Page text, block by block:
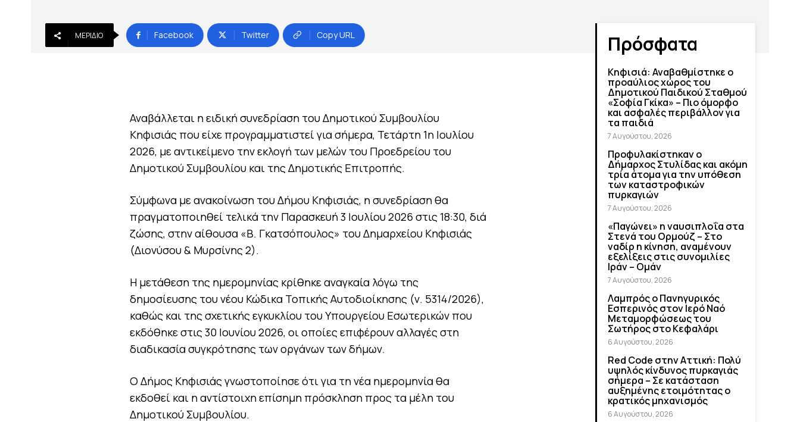
ΜΕΡΊΔΙΟ Facebook Twitter Copy URL
Αναβάλλεται η ειδική συνεδρίαση του Δημοτικού Συμβουλίου
Κηφισιάς που είχε προγραμματιστεί για σήμερα, Τετάρτη 1η Ιουλίου
2026, με αντικείμενο την εκλογή των μελών του Προεδρείου του
Δημοτικού Συμβουλίου και της Δημοτικής Επιτροπής.
Σύμφωνα με ανακοίνωση του Δήμου Κηφισιάς, η συνεδρίαση θα
πραγματοποιηθεί τελικά την Παρασκευή 3 Ιουλίου 2026 στις 18:30, διά
ζώσης, στην αίθουσα «Β. Γκατσόπουλος» του Δημαρχείου Κηφισιάς
(Διονύσου & Μυρσίνης 2).
Η μετάθεση της ημερομηνίας κρίθηκε αναγκαία λόγω της
δημοσίευσης του νέου Κώδικα Τοπικής Αυτοδιοίκησης (ν. 5314/2026),
καθώς και της σχετικής εγκυκλίου του Υπουργείου Εσωτερικών που
εκδόθηκε στις 30 Ιουνίου 2026, οι οποίες επιφέρουν αλλαγές στη
διαδικασία συγκρότησης των οργάνων των δήμων.
Ο Δήμος Κηφισιάς γνωστοποίησε ότι για τη νέα ημερομηνία θα
εκδοθεί και η αντίστοιχη επίσημη πρόσκληση προς τα μέλη του
Δημοτικού Συμβουλίου.
Πρόσφατα
Κηφισιά: Αναβαθμίστηκε ο
προαύλιος χώρος του
Δημοτικού Παιδικού Σταθμού
«Σοφία Γκίκα» – Πιο όμορφο
και ασφαλές περιβάλλον για
τα παιδιά
7 Αυγούστου, 2026
Προφυλακίστηκαν ο
Δήμαρχος Στυλίδας και ακόμη
τρία άτομα για την υπόθεση
των καταστροφικών
πυρκαγιών
7 Αυγούστου, 2026
«Παγώνει» η ναυσιπλοΐα στα
Στενά του Ορμούζ – Στο
ναδίρ η κίνηση, αναμένουν
εξελίξεις στις συνομιλίες
Ιράν – Ομάν
7 Αυγούστου, 2026
Λαμπρός ο Πανηγυρικός
Εσπερινός στον Ιερό Ναό
Μεταμορφώσεως του
Σωτήρος στο Κεφαλάρι
6 Αυγούστου, 2026
Red Code στην Αττική: Πολύ
υψηλός κίνδυνος πυρκαγιάς
σήμερα – Σε κατάσταση
αυξημένης ετοιμότητας ο
κρατικός μηχανισμός
6 Αυγούστου, 2026